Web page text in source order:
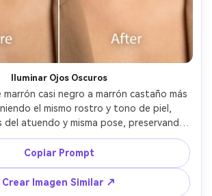
Iluminar Ojos Oscuros
casi negro a marrón castaño más
el mismo rostro y tono de piel,
del atuendo y misma pose, preservando
original y sombras naturales, mantén
de pupila y anillo limbal --ar 4:5
Copiar Prompt
Crear Imagen Similar ↗